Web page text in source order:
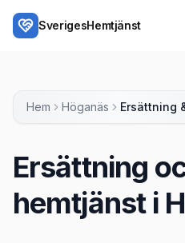
Hoppa till huvudinnehåll
SverigesHemtjänst
Hem Höganäs Ersättning
Ersättning
hemtjänst i